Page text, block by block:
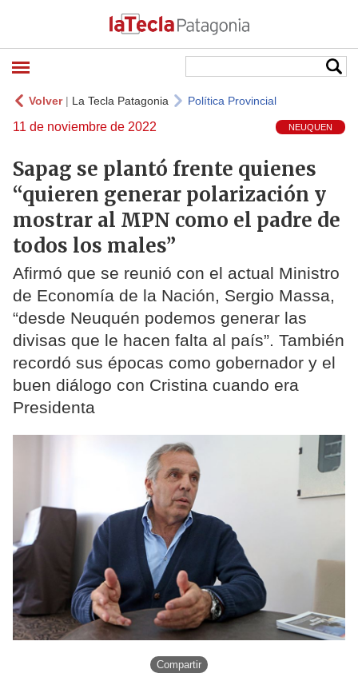
Volver| La Tecla Patagonia Política Provincial
11 de noviembre de 2022 NEUQUEN
Sapag se plantó frente quienes
“quieren generar polarización y
mostrar al MPN como el padre de
todos los males”
Afirmó que se reunió con el actual Ministro
de Economía de la Nación, Sergio Massa,
“desde Neuquén podemos generar las
divisas que le hacen falta al país”. También
recordó sus épocas como gobernador y el
buen diálogo con Cristina cuando era
Presidenta
Compartir